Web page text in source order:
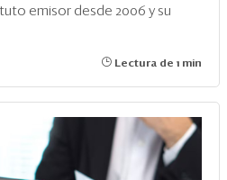
emisor desde 2006 y su
Lectura de 1 min